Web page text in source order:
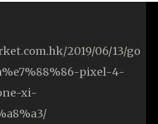
2019/06/13/go
pixel-4-
xi-